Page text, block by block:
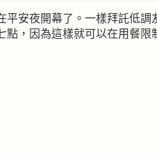
平安夜開幕了。一樣拜託低
，因為這樣就可以在用餐限